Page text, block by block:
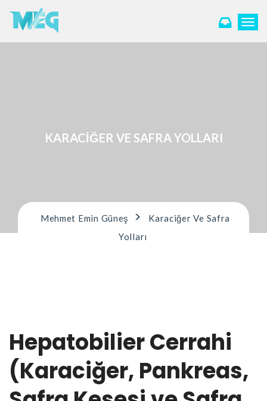
T
KARACIĞER VE SAFRA YOLLARI
Mehmet Emin Güneş >
Karaciğer Ve Safra
Yolları
Hepatobilier Cerrahi
(Karaciğer, Pankreas,